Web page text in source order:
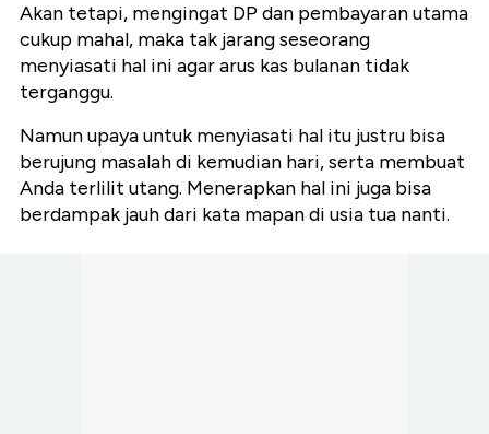
Akan tetapi, mengingat DP dan pembayaran utama
cukup mahal, maka tak jarang seseorang
menyiasati hal ini agar arus kas bulanan tidak
terganggu.
Namun upaya untuk menyiasati hal itu justru bisa
berujung masalah di kemudian hari, serta membuat
Anda terlilit utang. Menerapkan hal ini juga bisa
berdampak jauh dari kata mapan di usia tua nanti.